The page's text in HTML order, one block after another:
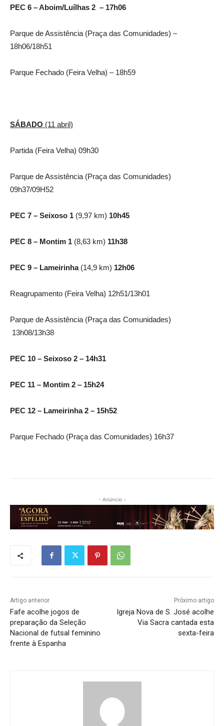
PEC 6 – Aboim/Luílhas 2 – 17h06
Parque de Assistência (Praça das Comunidades) –
18h06/18h51
Parque Fechado (Feira Velha) – 18h59
SÁBADO (11 abril)
Partida (Feira Velha) 09h30
Parque de Assistência (Praça das Comunidades)
09h37/09H52
PEC 7 – Seixoso 1 (9,97 km) 10h45
PEC 8 – Montim 1 (8,63 km) 11h38
PEC 9 – Lameirinha (14,9 km) 12h06
Reagrupamento (Feira Velha) 12h51/13h01
Parque de Assistência (Praça das Comunidades)
13h08/13h38
PEC 10 – Seixoso 2 – 14h31
PEC 11 – Montim 2 – 15h24
PEC 12 – Lameirinha 2 – 15h52
Parque Fechado (Praça das Comunidades) 16h37
- Anúncio -
Artigo anterior
Fafe acolhe jogos de
preparação da Seleção
Nacional de futsal feminino
frente à Espanha
Próximo artigo
Igreja Nova de S. José acolhe
Via Sacra cantada esta
sexta-feira